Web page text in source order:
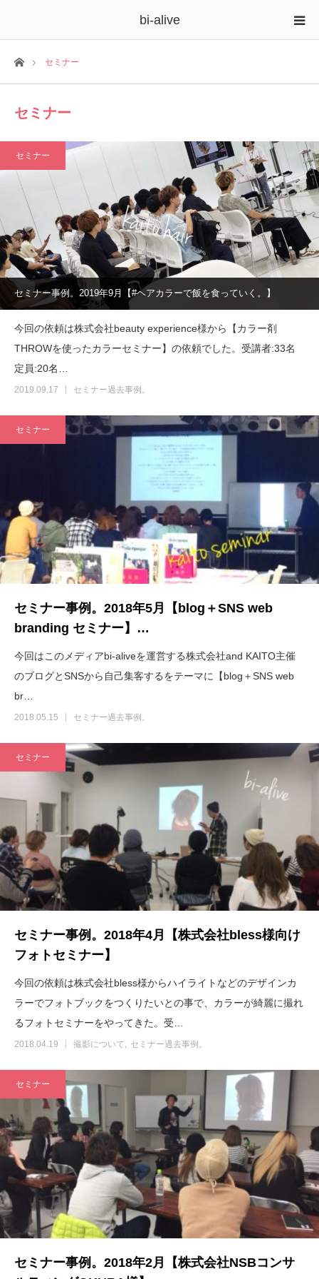
bi-alive
ホームセミナー
セミナー
セミナー
セミナー事例。2019年9月【#ヘアカラーで飯を食っていく。】
今回の依頼は株式会社beauty experience様から【カラー剤
THROWを使ったカラーセミナー】の依頼でした。受講者:33名
定員:20名…
2019.09.17 セミナー過去事例。
セミナー
セミナー事例。2018年5月【blog＋SNS web
branding セミナー】…
今回はこのメディアbi-aliveを運営する株式会社and KAITO主催
のブログとSNSから自己集客するをテーマに【blog＋SNS web
br…
2018.05.15 セミナー過去事例。
セミナー
セミナー事例。2018年4月【株式会社bless様向け
フォトセミナー】
今回の依頼は株式会社bless様からハイライトなどのデザインカ
ラーでフォトブックをつくりたいとの事で、カラーが綺麗に撮れ
るフォトセミナーをやってきた。受…
2018.04.19 撮影について セミナー過去事例。
セミナー
セミナー事例。2018年2月【株式会社NSBコンサ